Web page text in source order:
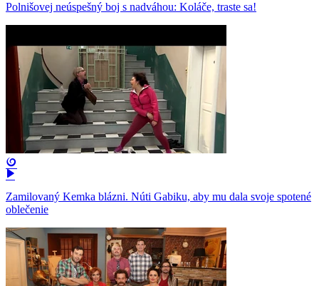
Polnišovej neúspešný boj s nadváhou: Koláče, traste sa!
Zamilovaný Kemka blázni. Núti Gabiku, aby mu dala svoje spotené
oblečenie